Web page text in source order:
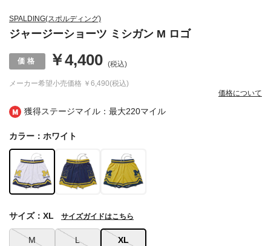
獲得ステージマイル：最大220マイル
SPALDING(スポルディング)
ジャージーショーツ ミシガン M ロゴ
メーカー希望小売価格 ￥6,490(税込)
￥4,400 (税込)
価格について
カラー：ホワイト
M L XL
サイズ：XL サイズガイドはこちら